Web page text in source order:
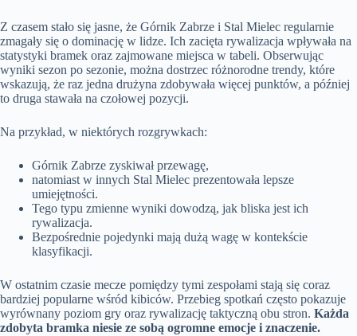
Z czasem stało się jasne, że Górnik Zabrze i Stal Mielec regularnie
zmagały się o dominację w lidze. Ich zacięta rywalizacja wpływała na
statystyki bramek oraz zajmowane miejsca w tabeli. Obserwując
wyniki sezon po sezonie, można dostrzec różnorodne trendy, które
wskazują, że raz jedna drużyna zdobywała więcej punktów, a później
to druga stawała na czołowej pozycji.
Na przykład, w niektórych rozgrywkach:
Górnik Zabrze zyskiwał przewagę,
natomiast w innych Stal Mielec prezentowała lepsze
umiejętności.
Tego typu zmienne wyniki dowodzą, jak bliska jest ich
rywalizacja.
Bezpośrednie pojedynki mają dużą wagę w kontekście
klasyfikacji.
W ostatnim czasie mecze pomiędzy tymi zespołami stają się coraz
bardziej popularne wśród kibiców. Przebieg spotkań często pokazuje
wyrównany poziom gry oraz rywalizację taktyczną obu stron. Każda
zdobyta bramka niesie ze sobą ogromne emocje i znaczenie.